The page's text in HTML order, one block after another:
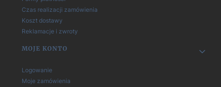
Czas realizacji zamówienia
Koszt dostawy
Reklamacje i zwroty
MOJE KONTO
Logowanie
Moje zamówienia